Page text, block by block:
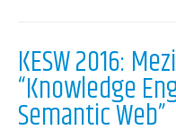
KESW 2016:
“Knowledge
Semantic Web”